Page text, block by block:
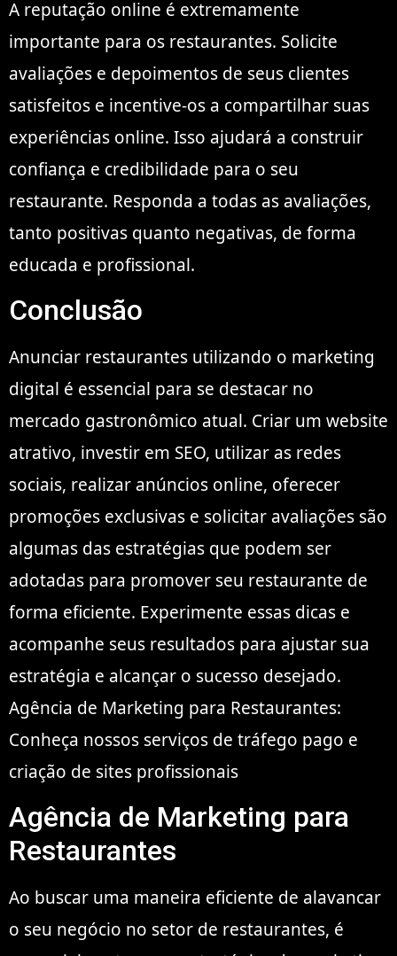
A reputação online é extremamente
importante para os restaurantes. Solicite
avaliações e depoimentos de seus clientes
satisfeitos e incentive-os a compartilhar suas
experiências online. Isso ajudará a construir
confiança e credibilidade para o seu
restaurante. Responda a todas as avaliações,
tanto positivas quanto negativas, de forma
educada e profissional.
Conclusão
Anunciar restaurantes utilizando o marketing
digital é essencial para se destacar no
mercado gastronômico atual. Criar um website
atrativo, investir em SEO, utilizar as redes
sociais, realizar anúncios online, oferecer
promoções exclusivas e solicitar avaliações são
algumas das estratégias que podem ser
adotadas para promover seu restaurante de
forma eficiente. Experimente essas dicas e
acompanhe seus resultados para ajustar sua
estratégia e alcançar o sucesso desejado.
Agência de Marketing para Restaurantes:
Conheça nossos serviços de tráfego pago e
criação de sites profissionais
Agência de Marketing para
Restaurantes
Ao buscar uma maneira eficiente de alavancar
o seu negócio no setor de restaurantes, é